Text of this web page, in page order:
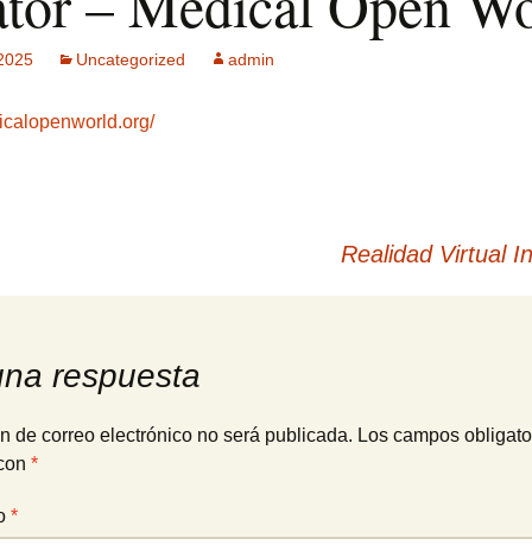
MPF-II
Multitech
Uncategorized admin
Realidad Virtual
respuesta
de correo electrónico no será publicada. Los campos
*
*